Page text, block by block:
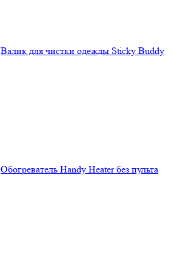
Валик для чистки одежды Sticky Buddy
Обогреватель Handy Heater без пульта